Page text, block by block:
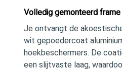
Volledig gemonteerd frame
Je ontvangt de
wit gepoedercoat
hoekbeschermers. De
een slijtvaste laag,